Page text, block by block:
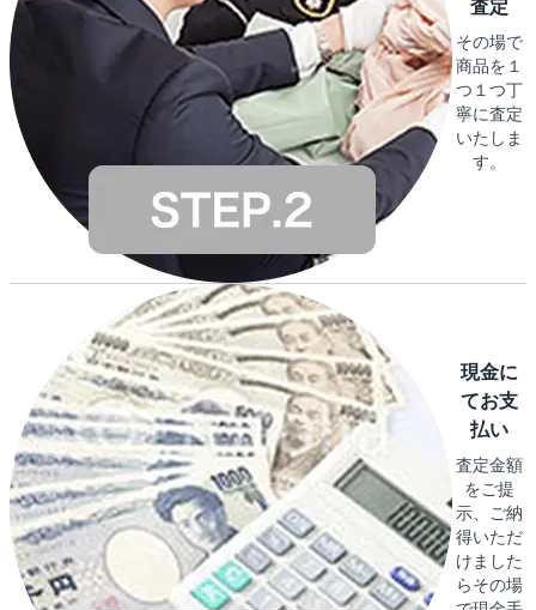
査定
その場で
商品を１
つ１つ丁
寧に査定
いたしま
す。
現金に
てお支
払い
査定金額
をご提
示、ご納
得いただ
けました
らその場